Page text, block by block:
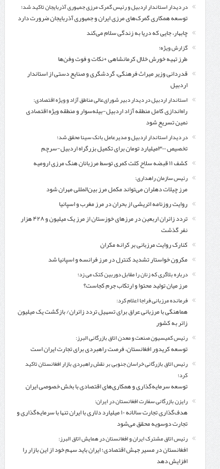
در دیدار استاندار اردبیل و رئیس گمرک مرزی جمهوری آذربایجان تاکید شد؛
توسعه همکاری گمرک‌های مرزی ایران و جمهوری آذربایجان ضرورت دارد
چابهار، جایی که دریا به زندگی سلام می‌کند
گزارش ویژه؛
طرز تهیه خورش خلال کرمانشاهی +نکات و فوت وفن‌ها
قدردانی وزیر میراث فرهنگی، گردشگری و صنایع دستی از استاندار
اردبیل
استاندار اردبیل در دیدار دبیر شورای‌عالی مناطق آزاد و ویژه اقتصادی:
راه‌اندازی کامل منطقه آزاد اردبیل-بیله‌سوار و منطقه ویژه اقتصادی
نمین تسریع شود
در دیدار استاندار اردبیل و مدیرعامل بانک سینا محقق شد؛
تخصیص ۳۰۰میلیارد تومان برای تکمیل بزرگراه اردبیل-سرچم
کشف ۱۱ قبضه سلاح کلت کمری توسط مرزبانان هنگ مرزی ارومیه
رئیس سازمان راهداری:
مرز چیلات دهلران می‌تواند مکمل مرز بین‌المللی مهران شود
روایت روزنامه اتریشی از بحران در مرز مغرب و اسپانیا
تردد زائران اربعین در مرزهای خوزستان از مرز یک میلیون و ۴۲۸ هزار
نفر گذشت
کنارک روایت مرزبانی بر کرانه مکران
مکرون خواستار تشدید کنترل‌ در مرز فرانسه و اسپانیا شد
درباره بلاگری که زنان را مقابل دوربین کتک می زد؛
مرز میان تولید محتوا و ارتکاب جرم کجاست؟
فرمانده مرزبانی فراجا اعلام کرد:
هماهنگی با مرزبانی عراق برای تسهیل تردد زائران/ بازگشت یک میلیون
زائر به کشور
رئیس کمیسیون صنعت و معدن اتاق بازرگانی البرز:
توسعه کریدور افغانستان، فرصت راهبردی برای تجارت ایران است
رئیس اتاق بازرگانی خراسان جنوبی بر نقش راهبردی بازار افغانستان تاکید
کرد؛
توسعه سرمایه‌گذاری و همکاری‌های اقتصادی با بخش خصوصی ایران
رایزن بازرگانی سفارت افغانستان در ایران:
هدف‌گذاری تجارت سالانه ۱۰ میلیارد دلاری با ایران تنها با سرمایه‌گذاری و
تجارت دوسویه محقق می‌شود
رئیس اتاق مشترک ایران و افغانستان در همایش اتاق البرز:
افغانستان در مسیر جهش اقتصادی؛ ایران باید سهم خود از این بازار را
افزایش دهد